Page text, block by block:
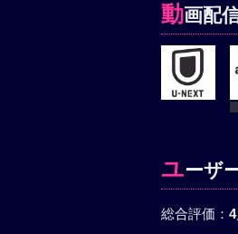
動画配
ユーザ
総合評価：